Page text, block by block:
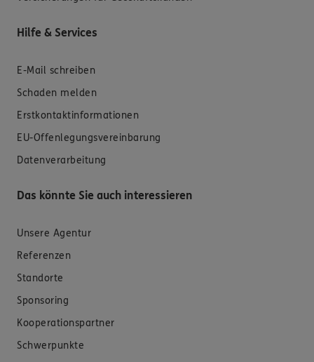
Hilfe & Services
E-Mail schreiben
Schaden melden
Erstkontaktinformationen
EU-Offenlegungsvereinbarung
Datenverarbeitung
Das könnte Sie auch interessieren
Unsere Agentur
Referenzen
Standorte
Sponsoring
Kooperationspartner
Schwerpunkte